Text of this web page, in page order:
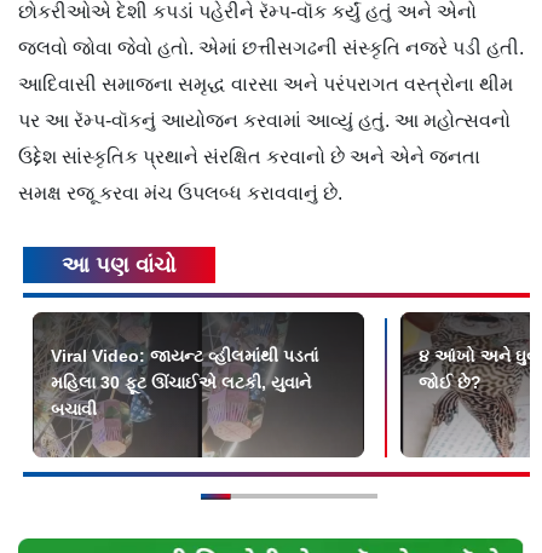
છોકરીઓએ દેશી કપડાં પહેરીને રૅમ્પ-વૉક કર્યું હતું અને એનો
જલવો જોવા જેવો હતો. એમાં છત્તીસગઢની સંસ્કૃતિ નજરે પડી હતી.
આદિવાસી સમાજના સમૃદ્ધ વારસા અને પરંપરાગત વસ્ત્રોના થીમ
પર આ રૅમ્પ-વૉકનું આયોજન કરવામાં આવ્યું હતું. આ મહોત્સવનો
ઉદ્દેશ સાંસ્કૃતિક પ્રથાને સંરક્ષિત કરવાનો છે અને એને જનતા
સમક્ષ રજૂ કરવા મંચ ઉપલબ્ધ કરાવવાનું છે.
આ પણ વાંચો
Viral Video: જાયન્ટ વ્હીલમાંથી પડતાં
મહિલા 30 ફૂટ ઊંચાઈએ લટકી, યુવાને
બચાવી
૪ આંખો અને ઘુવડ
જોઈ છે?